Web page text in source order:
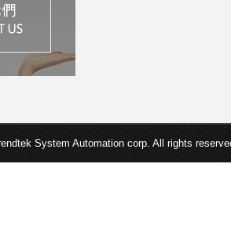
System Automation corp. All rights